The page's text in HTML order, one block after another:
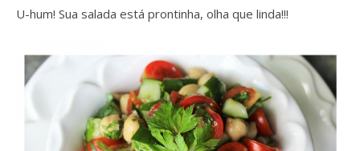
U-hum! Sua salada está prontinha, olha que linda!!!